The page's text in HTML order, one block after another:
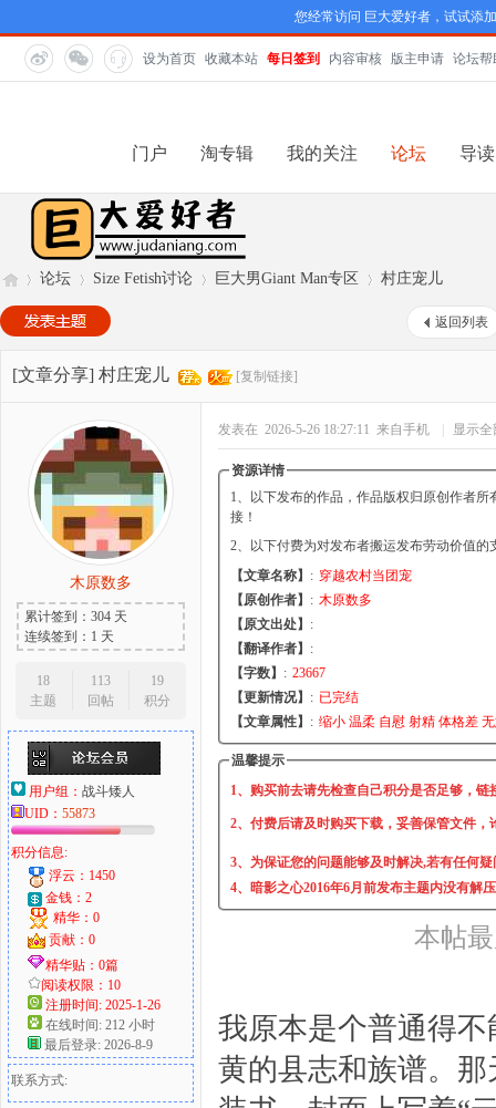
您经常访问 巨大爱好者，试试添
设为首页 收藏本站 每日签到 内容审核 版主申请 论坛帮
门户 淘专辑 我的关注 论坛 导读
巨
爱
好
»
论坛
›
Size Fetish讨论
›
巨大男Giant Man专区 村庄宠儿
返回列表
[文章分享] 村庄宠儿 [复制链接]
木原数多
累计签到：304 天
连续签到：1 天
18
主题
113
回帖
19
积分
用户组： 战斗矮人
UID： 55873
积分信息:
浮云：1450
金钱：2
精华：0
贡献：0
精华贴：0篇
阅读权限：10
注册时间: 2025-1-26
在线时间: 212 小时
最后登录: 2026-8-9
联系方式:
发表在 2026-5-26 18:27:11 来自手机 显示
资源详情
1、以下发布的作品，作品版权归原创作者所
接！
2、以下付费为对发布者搬运发布劳动价值的
【文章名称】 : 穿越农村当团宠
【原创作者】 : 木原数多
【原文出处】 :
【翻译作者】 :
【字数】 : 23667
【更新情况】 : 已完结
【文章属性】 : 缩小 温柔 自慰 射精 体格差
温馨提示
1、购买前去请先检查自己积分是否足够，链
2、付费后请及时购买下载，妥善保管文件
3、为保证您的问题能够及时解决,若有任何
4、暗影之心2016年6月前发布主题内没有解
本帖
我原本是个普通得
黄的县志和族谱。